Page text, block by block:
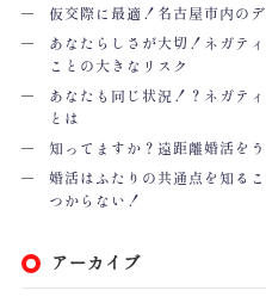
仮交際に最適！名古屋市内の
あなたらしさが大切！ネガテ
ことの大きなリスク
あなたも同じ状況！？ネガテ
とは
知ってますか？遠距離婚活を
婚活はふたりの共通点を知る
つからない！
アーカイブ